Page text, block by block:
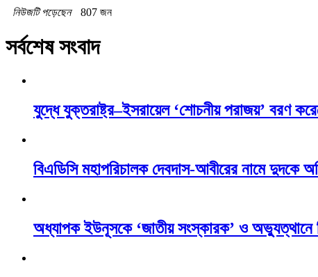
নিউজটি পড়েছেন
807 জন
সর্বশেষ সংবাদ
যুদ্ধে যুক্তরাষ্ট্র–ইসরায়েল ‘শোচনীয় পরাজয়’ বরণ
বিএডিসি মহাপরিচালক দেবদাস-আবীরের নামে দুদকে
অধ্যাপক ইউনূসকে ‘জাতীয় সংস্কারক’ ও অভ্যুত্থানে